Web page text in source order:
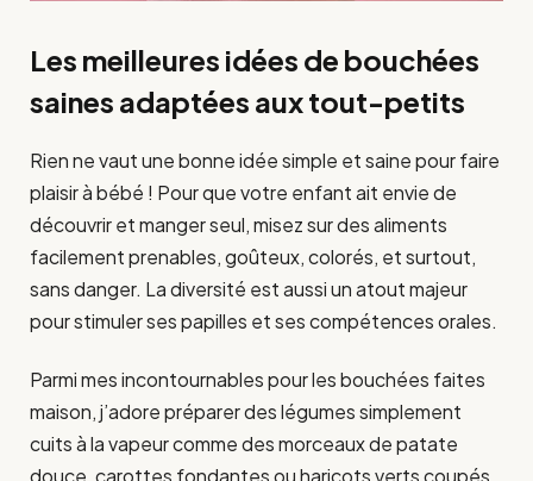
Les meilleures idées de bouchées
saines adaptées aux tout-petits
Rien ne vaut une bonne idée simple et saine pour faire
plaisir à bébé ! Pour que votre enfant ait envie de
découvrir et manger seul, misez sur des aliments
facilement prenables, goûteux, colorés, et surtout,
sans danger. La diversité est aussi un atout majeur
pour stimuler ses papilles et ses compétences orales.
Parmi mes incontournables pour les bouchées faites
maison, j’adore préparer des légumes simplement
cuits à la vapeur comme des morceaux de patate